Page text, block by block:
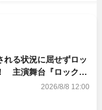
れる状況に屈せずロッ
主演舞台『ロックン
2026/8/8 12:00